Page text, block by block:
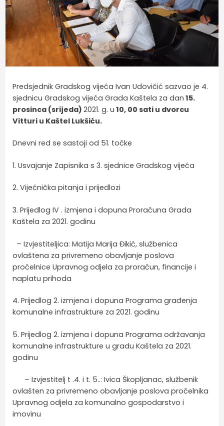
Predsjednik Gradskog vijeća Ivan Udovičić sazvao je 4.
sjednicu Gradskog vijeća Grada Kaštela za dan 15.
prosinca (srijeda)2021. g. u 10, 00 sati u dvorcu
Vitturi u Kaštel Lukšiću.
Dnevni red se sastoji od 51. točke
1. Usvajanje Zapisnika s 3. sjednice Gradskog vijeća
2. Vijećnička pitanja i prijedlozi
3. Prijedlog IV . izmjena i dopuna Proračuna Grada
Kaštela za 2021. godinu
– Izvjestiteljica: Matija Marija Đikić, službenica
ovlaštena za privremeno obavljanje poslova
pročelnice Upravnog odjela za proračun, financije i
naplatu prihoda
4. Prijedlog 2. izmjena i dopuna Programa građenja
komunalne infrastrukture za 2021. godinu
5. Prijedlog 2. izmjena i dopuna Programa održavanja
komunalne infrastrukture u gradu Kaštela za 2021.
godinu
– Izvjestitelj t .4. i t. 5..: Ivica Škopljanac, službenik
ovlašten za privremeno obavljanje poslova pročelnika
Upravnog odjela za komunalno gospodarstvo i
imovinu